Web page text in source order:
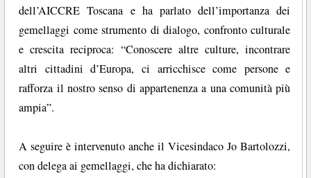
dell’AICCRE Toscana e ha parlato dell’importanza dei
gemellaggi come strumento di dialogo, confronto culturale
e crescita reciproca: “Conoscere altre culture, incontrare
altri cittadini d’Europa, ci arricchisce come persone e
rafforza il nostro senso di appartenenza a una comunità più
ampia”.
A seguire è intervenuto anche il Vicesindaco Jo Bartolozzi,
con delega ai gemellaggi, che ha dichiarato: